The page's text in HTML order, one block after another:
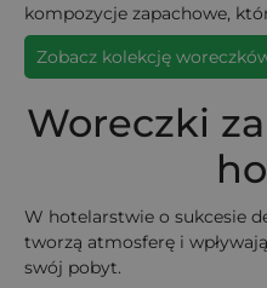
kompozycje zapachowe,
Zobacz kolekcję
Woreczki
W hotelarstwie o sukcesie
tworzą atmosferę i
swój pobyt.